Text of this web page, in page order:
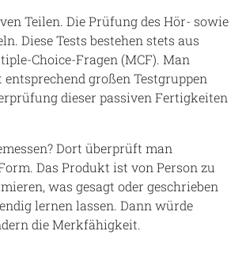
Teilen. Die Prüfung des Hör- sowie
Diese Tests bestehen stets aus
Choice-Fragen (MCF). Man
großen Testgruppen
dieser passiven Fertigkeiten
Dort überprüft man
Das Produkt ist von Person zu
was gesagt oder geschrieben
lernen lassen. Dann würde
die Merkfähigkeit.